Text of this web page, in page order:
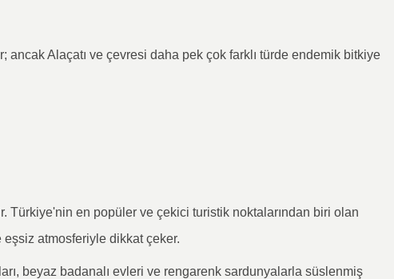
Alaçatı ve çevresi daha pek çok farklı türde endemik bitkiye
Türkiye'nin en popüler ve çekici turistik noktalarından biri olan
eşsiz atmosferiyle dikkat çeker.
beyaz badanalı evleri ve rengarenk sardunyalarla süslenmiş